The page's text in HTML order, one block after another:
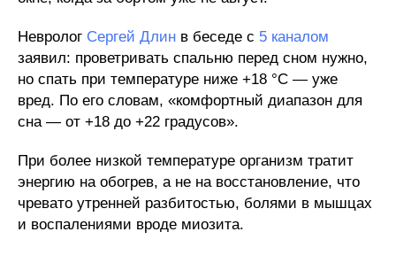
Невролог Сергей Длин в беседе с 5 каналом
заявил: проветривать спальню перед сном нужно,
но спать при температуре ниже +18 °C — уже
вред. По его словам, «комфортный диапазон для
сна — от +18 до +22 градусов».
При более низкой температуре организм тратит
энергию на обогрев, а не на восстановление, что
чревато утренней разбитостью, болями в мышцах
и воспалениями вроде миозита.